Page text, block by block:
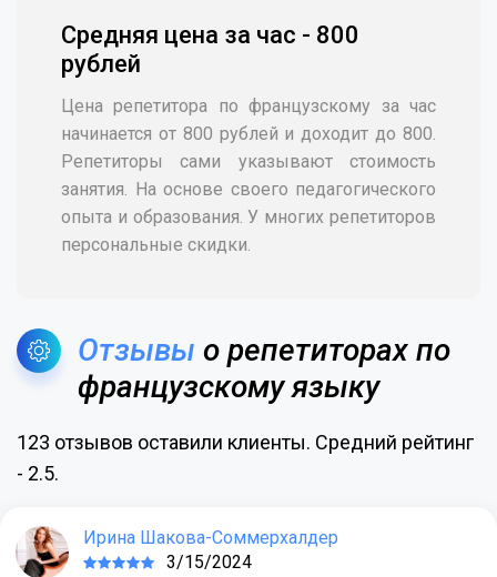
Средняя цена за час - 800
рублей
Цена репетитора по французскому за час
начинается от 800 рублей и доходит до 800.
Репетиторы сами указывают стоимость
занятия. На основе своего педагогического
опыта и образования. У многих репетиторов
персональные скидки.
Отзывы о репетиторах по
французскому языку
123 отзывов оставили клиенты. Средний рейтинг
- 2.5.
Ирина Шакова-Соммерхалдер
3/15/2024